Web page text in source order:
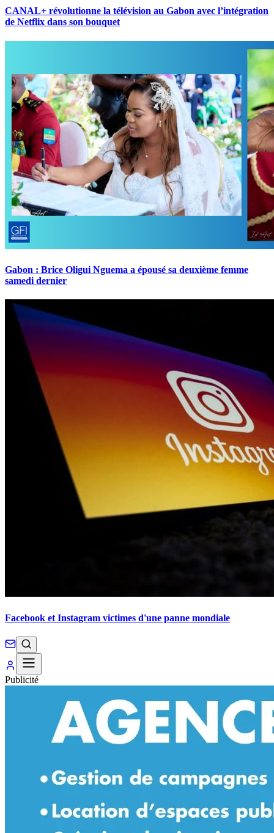
CANAL+ révolutionne la télévision au Gabon avec l’intégration
de Netflix dans son bouquet
Gabon : Brice Oligui Nguema a épousé sa deuxième femme
samedi dernier
Facebook et Instagram victimes d'une panne mondiale
Publicité